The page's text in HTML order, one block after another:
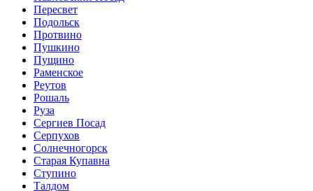
Пересвет
Подольск
Протвино
Пушкино
Пущино
Раменское
Реутов
Рошаль
Руза
Сергиев Посад
Серпухов
Солнечногорск
Старая Купавна
Ступино
Талдом